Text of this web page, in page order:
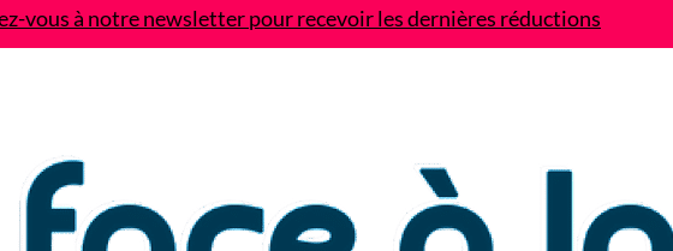
vous à notre newsletter pour recevoir les dernières réductions